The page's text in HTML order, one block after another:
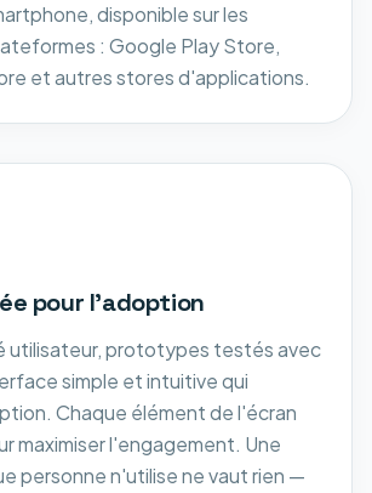
disponible sur les
: Google Play Store,
et autres stores d'applications.
pour l'adoption
utilisateur, prototypes testés avec
simple et intuitive qui
Chaque élément de l'écran
maximiser l'engagement. Une
personne n'utilise ne vaut rien —